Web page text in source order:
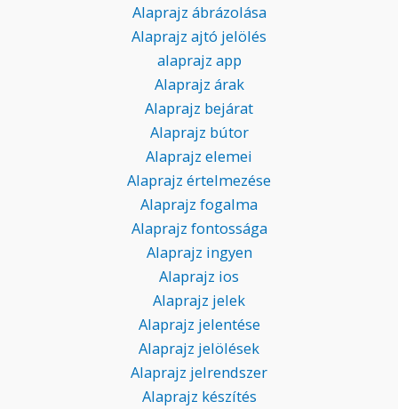
Alaprajz ábrázolása
Alaprajz ajtó jelölés
alaprajz app
Alaprajz árak
Alaprajz bejárat
Alaprajz bútor
Alaprajz elemei
Alaprajz értelmezése
Alaprajz fogalma
Alaprajz fontossága
Alaprajz ingyen
Alaprajz ios
Alaprajz jelek
Alaprajz jelentése
Alaprajz jelölések
Alaprajz jelrendszer
Alaprajz készítés